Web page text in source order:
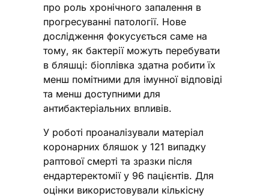
про роль хронічного запалення в
прогресуванні патології. Нове
дослідження фокусується саме на
тому, як бактерії можуть перебувати
в бляшці: біоплівка здатна робити їх
менш помітними для імунної відповіді
та менш доступними для
антибактеріальних впливів.
У роботі проаналізували матеріал
коронарних бляшок у 121 випадку
раптової смерті та зразки після
ендартеректомії у 96 пацієнтів. Для
оцінки використовували кількісну